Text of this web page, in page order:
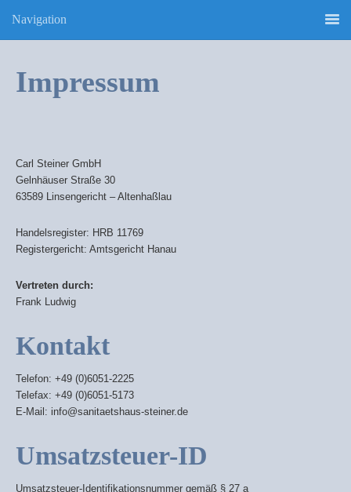
Navigation
Impressum
Carl Steiner GmbH
Gelnhäuser Straße 30
63589 Linsengericht – Altenhaßlau
Handelsregister: HRB 11769
Registergericht: Amtsgericht Hanau
Vertreten durch:
Frank Ludwig
Kontakt
Telefon: +49 (0)6051-2225
Telefax: +49 (0)6051-5173
E-Mail: info@sanitaetshaus-steiner.de
Umsatzsteuer-ID
Umsatzsteuer-Identifikationsnummer gemäß § 27 a